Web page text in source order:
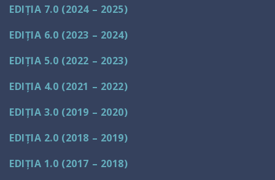
EDIȚIA 7.0 (2024 – 2025)
EDIȚIA 6.0 (2023 – 2024)
EDIȚIA 5.0 (2022 – 2023)
EDIȚIA 4.0 (2021 – 2022)
EDIȚIA 3.0 (2019 – 2020)
EDIȚIA 2.0 (2018 – 2019)
EDIȚIA 1.0 (2017 – 2018)